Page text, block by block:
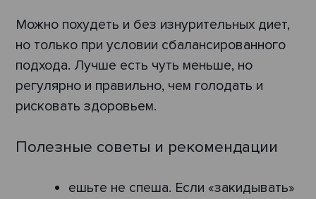
Можно похудеть и без изнурительных диет,
но только при условии сбалансированного
подхода. Лучше есть чуть меньше, но
регулярно и правильно, чем голодать и
рисковать здоровьем.
Полезные советы и рекомендации
ешьте не спеша. Если «закидывать»